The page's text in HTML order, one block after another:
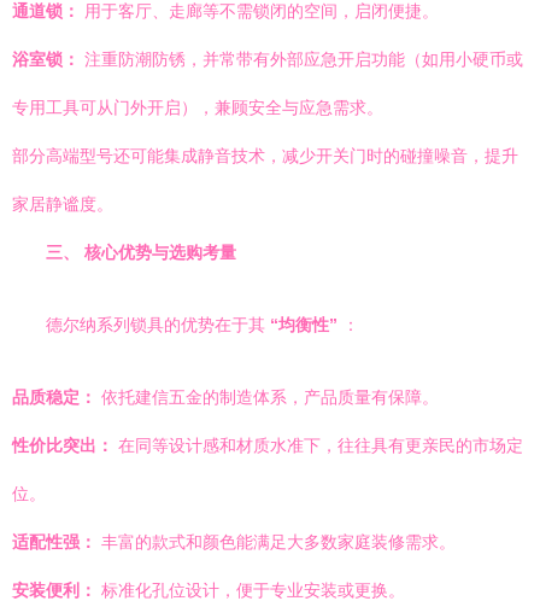
通道锁： 用于客厅、走廊等不需锁闭的空间，启闭便捷。
浴室锁： 注重防潮防锈，并常带有外部应急开启功能（如用小硬币或
专用工具可从门外开启），兼顾安全与应急需求。
部分高端型号还可能集成静音技术，减少开关门时的碰撞噪音，提升
家居静谧度。
三、 核心优势与选购考量
德尔纳系列锁具的优势在于其 “均衡性” ：
品质稳定： 依托建信五金的制造体系，产品质量有保障。
性价比突出： 在同等设计感和材质水准下，往往具有更亲民的市场定
位。
适配性强： 丰富的款式和颜色能满足大多数家庭装修需求。
安装便利： 标准化孔位设计，便于专业安装或更换。